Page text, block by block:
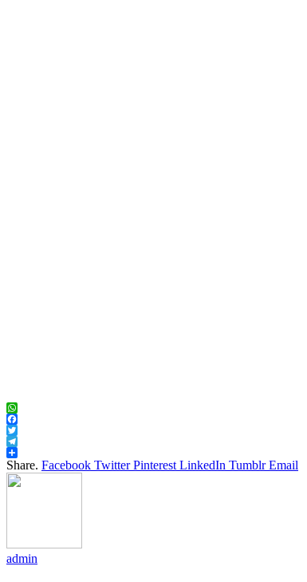
WhatsApp
Facebook
Twitter
Telegram
Share
Share. Facebook Twitter Pinterest LinkedIn Tumblr Email
admin